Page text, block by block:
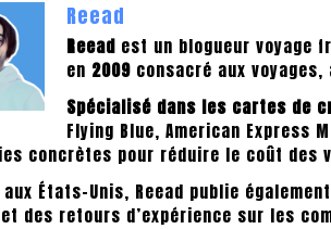
Reead
Reeadest un blogueur voyage
en 2009consacré aux
Spécialisé dans les cartes de
Flying Blue, American Express
concrètes pour réduire le coût des
États-Unis, Reead publie également
des retours d’expérience sur les